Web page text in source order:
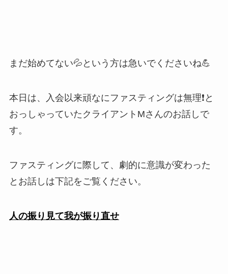
まだ始めてない💦という方は急いでくださいね💪
本日は、入会以来頑なにファスティングは無理❗️と
おっしゃっていたクライアントMさんのお話しで
す。
ファスティングに際して、劇的に意識が変わった
とお話しは下記をご覧ください。
人の振り見て我が振り直せ